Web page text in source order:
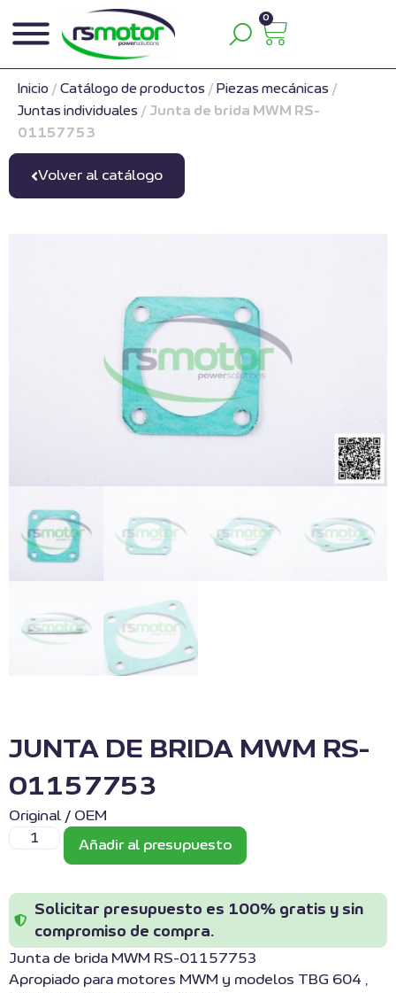
0
Inicio / Catálogo de productos / Piezas mecánicas /
Juntas individuales / Junta de brida MWM RS-
01157753
Volver al catálogo
JUNTA DE BRIDA MWM RS-
01157753
Original / OEM
Añadir al presupuesto
Solicitar presupuesto es 100% gratis y sin
compromiso de compra.
Junta de brida MWM RS-01157753
Apropiado para motores MWM y modelos TBG 604 ,